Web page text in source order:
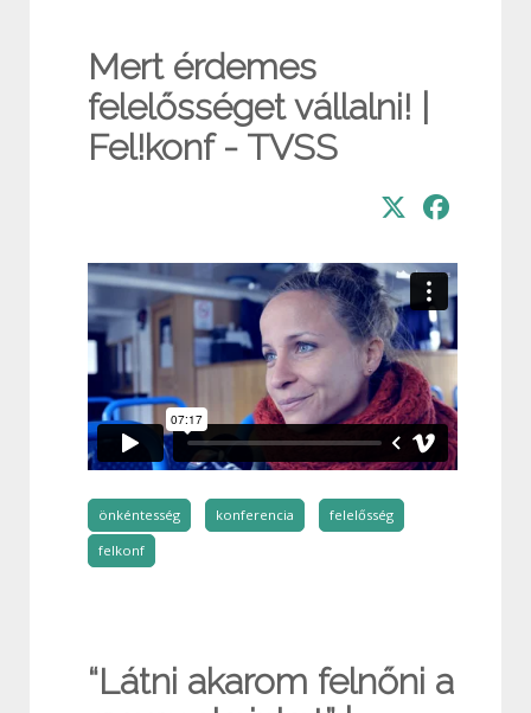
Mert érdemes
felelősséget vállalni! |
Fel!konf - TVSS
önkéntesség konferencia
felelősség
felkonf
“Látni akarom felnőni a